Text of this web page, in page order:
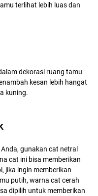
terlihat lebih luas dan
dekorasi ruang tamu
kesan lebih hangat
kuning.
gunakan cat netral
cat ini bisa memberikan
jika ingin memberikan
putih, warna cat cerah
dipilih untuk memberikan